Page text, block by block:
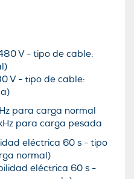
V - tipo de cable:
V - tipo de cable:
para carga normal
para carga pesada
eléctrica 60 s - tipo
normal)
eléctrica 60 s -